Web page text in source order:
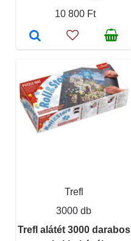
10 800 Ft
Trefl
3000 db
Trefl alátét 3000 darabos